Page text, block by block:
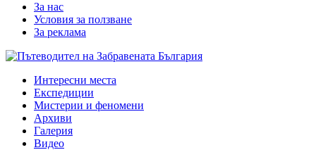
За нас
Условия за ползване
За реклама
Интересни места
Експедиции
Мистерии и феномени
Архиви
Галерия
Видео